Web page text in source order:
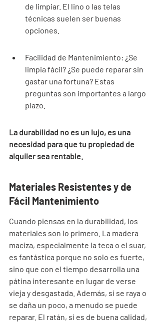
de limpiar. El lino o las telas
técnicas suelen ser buenas
opciones.
Facilidad de Mantenimiento: ¿Se
limpia fácil? ¿Se puede reparar sin
gastar una fortuna? Estas
preguntas son importantes a largo
plazo.
La durabilidad no es un lujo, es una
necesidad para que tu propiedad de
alquiler sea rentable.
Materiales Resistentes y de
Fácil Mantenimiento
Cuando piensas en la durabilidad, los
materiales son lo primero. La madera
maciza, especialmente la teca o el suar,
es fantástica porque no solo es fuerte,
sino que con el tiempo desarrolla una
pátina interesante en lugar de verse
vieja y desgastada. Además, si se raya o
se daña un poco, a menudo se puede
reparar. El ratán, si es de buena calidad,